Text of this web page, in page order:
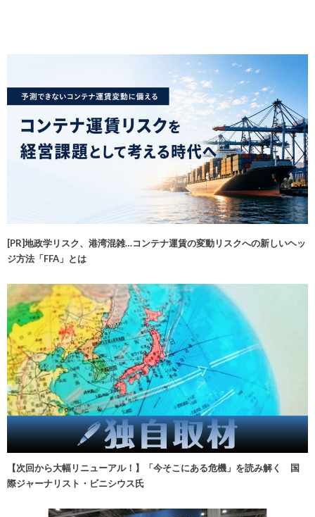
[PR]地政学リスク、港湾混雑…コンテナ運賃の変動リスクへの新しいヘッ
ジ方法「FFA」とは
【次回から大幅リニューアル！】「今そこにある危機」を読み解く 国
際ジャーナリスト・ビニシウス氏